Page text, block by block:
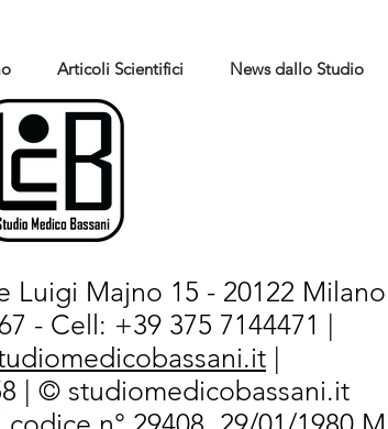
Articoli Scientifici News dallo Studio
Luigi Majno 15 - 20122
- Cell: +39 375 7144471 |
|
| © studiomedicobassani.it